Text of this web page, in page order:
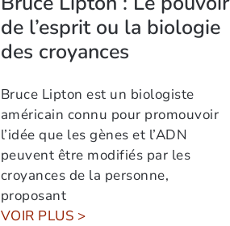
de l’esprit ou la biologie
des croyances
Bruce Lipton est un biologiste
américain connu pour promouvoir
l’idée que les gènes et l’ADN
peuvent être modifiés par les
croyances de la personne,
proposant
VOIR PLUS >